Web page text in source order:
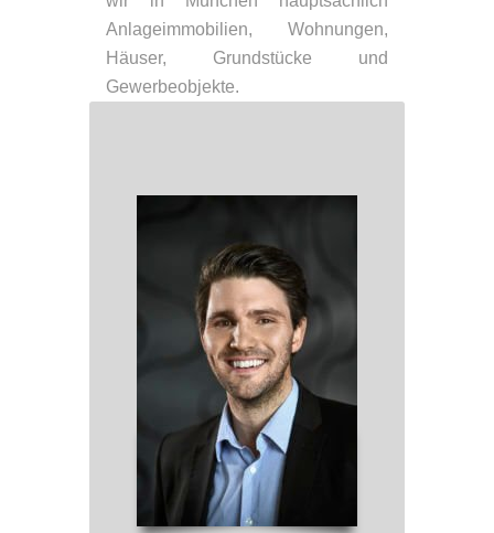
Anlageimmobilien, Wohnungen,
Häuser, Grundstücke und
Gewerbeobjekte.